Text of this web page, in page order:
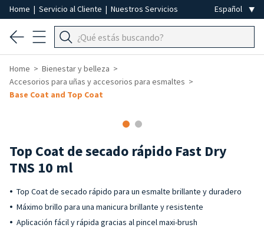
Home | Servicio al Cliente | Nuestros Servicios
Home
Bienestar y belleza
Accesorios para uñas y accesorios para esmaltes
Base Coat and Top Coat
Top Coat de secado rápido Fast Dry
TNS 10 ml
Top Coat de secado rápido para un esmalte brillante y duradero
Máximo brillo para una manicura brillante y resistente
Aplicación fácil y rápida gracias al pincel maxi-brush